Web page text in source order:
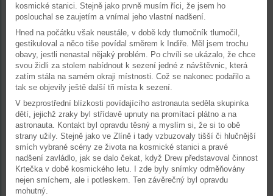
kosmické stanici. Stejně jako prvně musím říci, že jsem ho
poslouchal se zaujetím a vnímal jeho vlastní nadšení.
Hned na počátku však neustále, v době kdy tlumočník tlumočil,
gestikuloval a něco tiše povídal směrem k Indiře. Měl jsem trochu
obavy, jestli nenastal nějaký problém. Po chvíli se ukázalo, že chce
svou židli za stolem nabídnout k sezení jedné z návštěvnic, která
zatím stála na samém okraji místnosti. Což se nakonec podařilo a
tak se objevily ještě další tři místa k sezení.
V bezprostřední blízkosti povídajícího astronauta seděla skupinka
dětí, jejichž zraky byl střídavě upnuty na promítací plátno a na
astronauta. Kontakt byl opravdu těsný a myslím si, že si to obě
strany užily. Stejně jako ve Zlíně i tady vzbuzovaly tišší či hlučnější
smích vybrané scény ze života na kosmické stanici a pravé
nadšení zavládlo, jak se dalo čekat, když Drew představoval činnost
Krtečka v době kosmického letu. I zde byly snímky odměňovány
nejen smíchem, ale i potleskem. Ten závěrečný byl opravdu
mohutný.